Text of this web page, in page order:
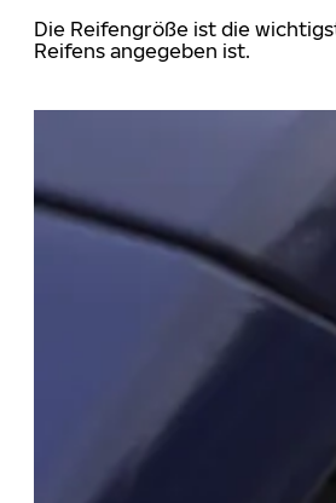
Die Reifengröße ist die
Reifens angegeben ist.